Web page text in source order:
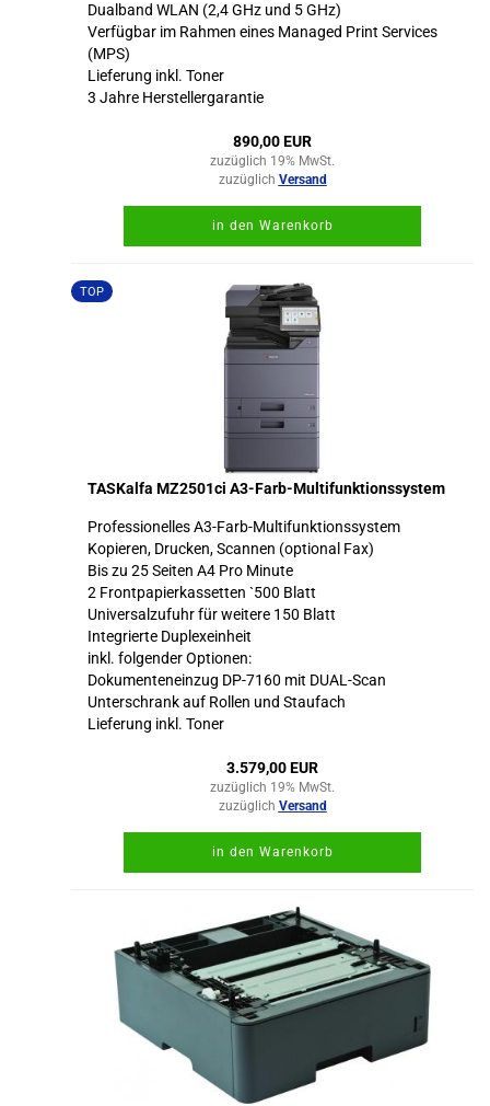
Dualband WLAN (2,4 GHz und 5 GHz)
Verfügbar im Rahmen eines Managed Print Services
(MPS)
Lieferung inkl. Toner
3 Jahre Herstellergarantie
890,00 EUR
zuzüglich 19% MwSt.
zuzüglich Versand
in den Warenkorb
TOP
TASKalfa MZ2501ci A3-Farb-Multifunktionssystem
Professionelles A3-Farb-Multifunktionssystem
Kopieren, Drucken, Scannen (optional Fax)
Bis zu 25 Seiten A4 Pro Minute
2 Frontpapierkassetten `500 Blatt
Universalzufuhr für weitere 150 Blatt
Integrierte Duplexeinheit
inkl. folgender Optionen:
Dokumenteneinzug DP-7160 mit DUAL-Scan
Unterschrank auf Rollen und Staufach
Lieferung inkl. Toner
3.579,00 EUR
zuzüglich 19% MwSt.
zuzüglich Versand
in den Warenkorb